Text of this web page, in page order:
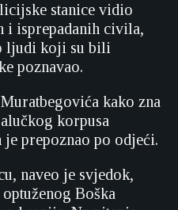
stanice vidio
isprepadanih civila,
ljudi koji su bili
poznavao.
kako zna
korpusa
prepoznao po odjeći.
naveo je svjedok,
Boška